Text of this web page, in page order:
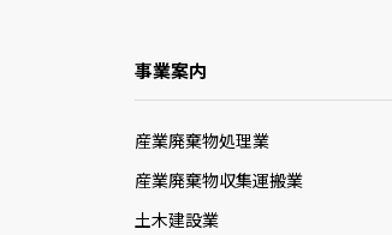
事業案内
産業廃棄物処理業
産業廃棄物収集運搬業
土木建設業